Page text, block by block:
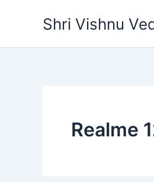
Shri Vishnu
Realme